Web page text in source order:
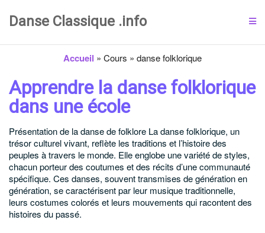
Danse Classique .info
Accueil » Cours » danse folklorique
Apprendre la danse folklorique
dans une école
Présentation de la danse de folklore La danse folklorique, un
trésor culturel vivant, reflète les traditions et l’histoire des
peuples à travers le monde. Elle englobe une variété de styles,
chacun porteur des coutumes et des récits d’une communauté
spécifique. Ces danses, souvent transmises de génération en
génération, se caractérisent par leur musique traditionnelle,
leurs costumes colorés et leurs mouvements qui racontent des
histoires du passé.